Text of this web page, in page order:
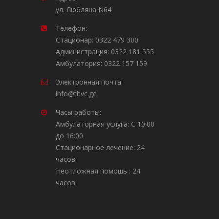
ул. Любляна N64
Телефон:
Стационар: 0322 479 300
Администрация: 0322 181 555
Амбулатория: 0322 157 159
Электронная почта:
info@thvc.ge
Часы работы:
Амбулаторная услуга: С 10:00
до 16:00
Стационарное лечение: 24
часов
Неотложная помошь : 24
часов